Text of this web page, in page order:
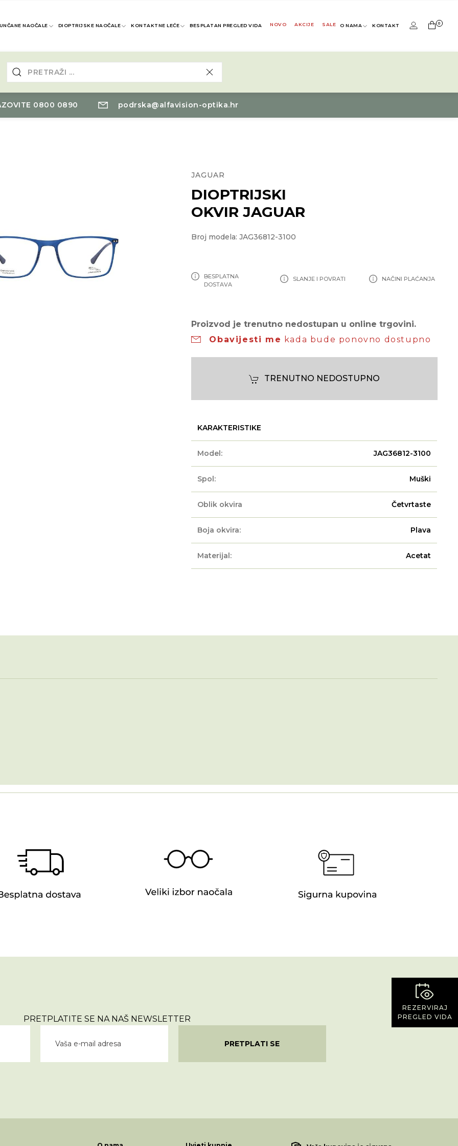
NAOČALE DIOPTRIJSKE NAOČALE KONTAKTNE LEĆE BESPLATAN PREGLED VIDA NOVO AKCIJE SALE O NAMA KONTAKT 0
0800 0890 podrska@alfavision-optika.hr
REZERVIRAJ
PREGLED VIDA
JAGUAR
DIOPTRIJSKI
OKVIR JAGUAR
Broj modela: JAG36812-3100
BESPLATNA
DOSTAVA
SLANJE I POVRATI NAČINI PLAĆANJA
Proizvod je trenutno nedostupan u online trgovini.
Obavijesti me kada bude ponovno dostupno
TRENUTNO NEDOSTUPNO
KARAKTERISTIKE
Model: JAG36812-3100
Spol: Muški
Oblik okvira Četvrtaste
Boja okvira: Plava
Materijal: Acetat
PRETPLATITE SE NA NAŠ NEWSLETTER
PRETPLATI SE